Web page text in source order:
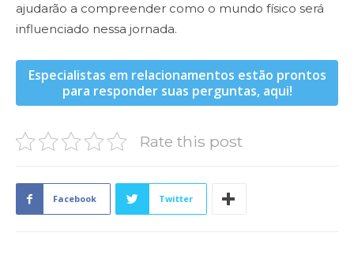
ajudarão a compreender como o mundo físico será
influenciado nessa jornada.
Especialistas em relacionamentos estão prontos
para responder suas perguntas, aqui!
Rate this post
Facebook Twitter